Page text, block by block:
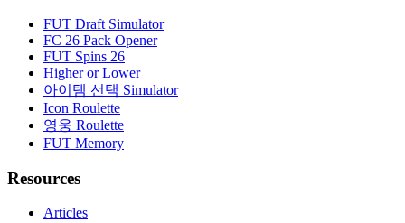
FUT Draft Simulator
FC 26 Pack Opener
FUT Spins 26
Higher or Lower
아이템 선택 Simulator
Icon Roulette
영웅 Roulette
FUT Memory
Resources
Articles